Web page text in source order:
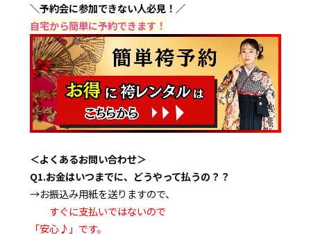
＼予約会に参加できない人必見！／
自宅から簡単に予約できます！
＜よくあるお問い合わせ＞
Q1.お金はいつまでに、どうやって払うの？？
→お振込み用紙を送りますので、
すぐに支払いではないので
「安心♪」です。